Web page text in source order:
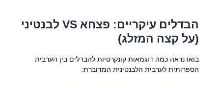
הבדלים עיקריים: פצחא VS לבנטיני
(על קצה המזלג)
בואו נראה כמה דוגמאות קונקרטיות להבדלים בין הערבית
הספרותית לערבית הלבנטינית המדוברת: